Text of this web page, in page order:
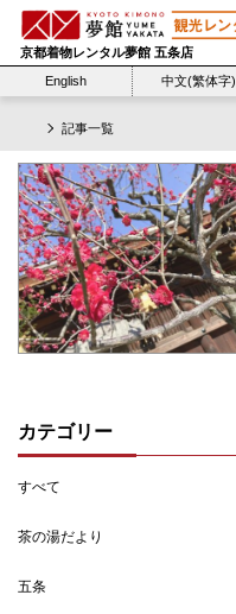
京都着物レンタル夢館 五条店
English
中文(繁体字)
記事一覧
カテゴリー
すべて
茶の湯だより
五条